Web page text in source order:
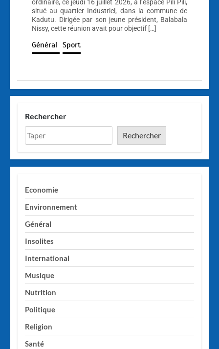
ordinaire, ce jeudi 16 juillet 2026, à l’espace Pili Pili,
situé au quartier Industriel, dans la commune de
Kadutu. Dirigée par son jeune président, Balabala
Nissy, cette réunion avait pour objectif […]
Général Sport
Rechercher
Rechercher
Economie
Environnement
Général
Insolites
International
Musique
Nutrition
Politique
Religion
Santé